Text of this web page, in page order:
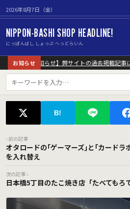
2026年8月7日（金）
NIPPON-BASHI SHOP HEADLINE!
にっぽんばし しょっぷ へっどらいん
お知らせ
【重要なお知らせ】弊サイトの過去掲載記事
B!
‹ 前の記事
オタロードの｢ゲーマーズ｣と｢カード
を入れ替え
次の記事 ›
日本橋5丁目のたこ焼き店「たべてもろ